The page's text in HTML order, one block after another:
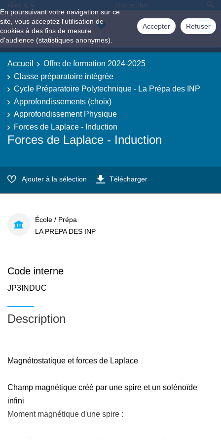
En poursuivant votre navigation sur ce
site, vous acceptez l'utilisation de
cookies à des fins de mesure
d'audience (statistiques anonymes).
Accepter Refuser
Aller à
Accueil
Offre de formation 2024-2025
Classe préparatoire intégrée
Cycle Préparatoire Polytechnique - La Prépa des INP
Approfondissements (choix)
Approfondissement Physique
Forces de Laplace - Induction
Forces de Laplace - Induction
Ajouter à la sélection Télécharger
École / Prépa
LA PREPA DES INP
Code interne
JP3INDUC
Description
Magnétostatique et forces de Laplace
Champ magnétique créé par une spire et un solénoïde
infini
Moment magnétique d'une spire :